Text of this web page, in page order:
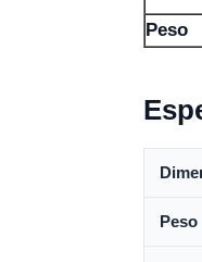
Peso
Peso